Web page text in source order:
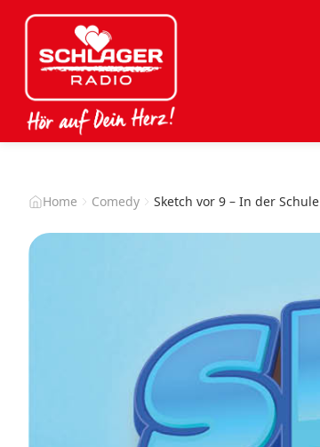
Home Comedy Sketch vor 9 – In der Schule